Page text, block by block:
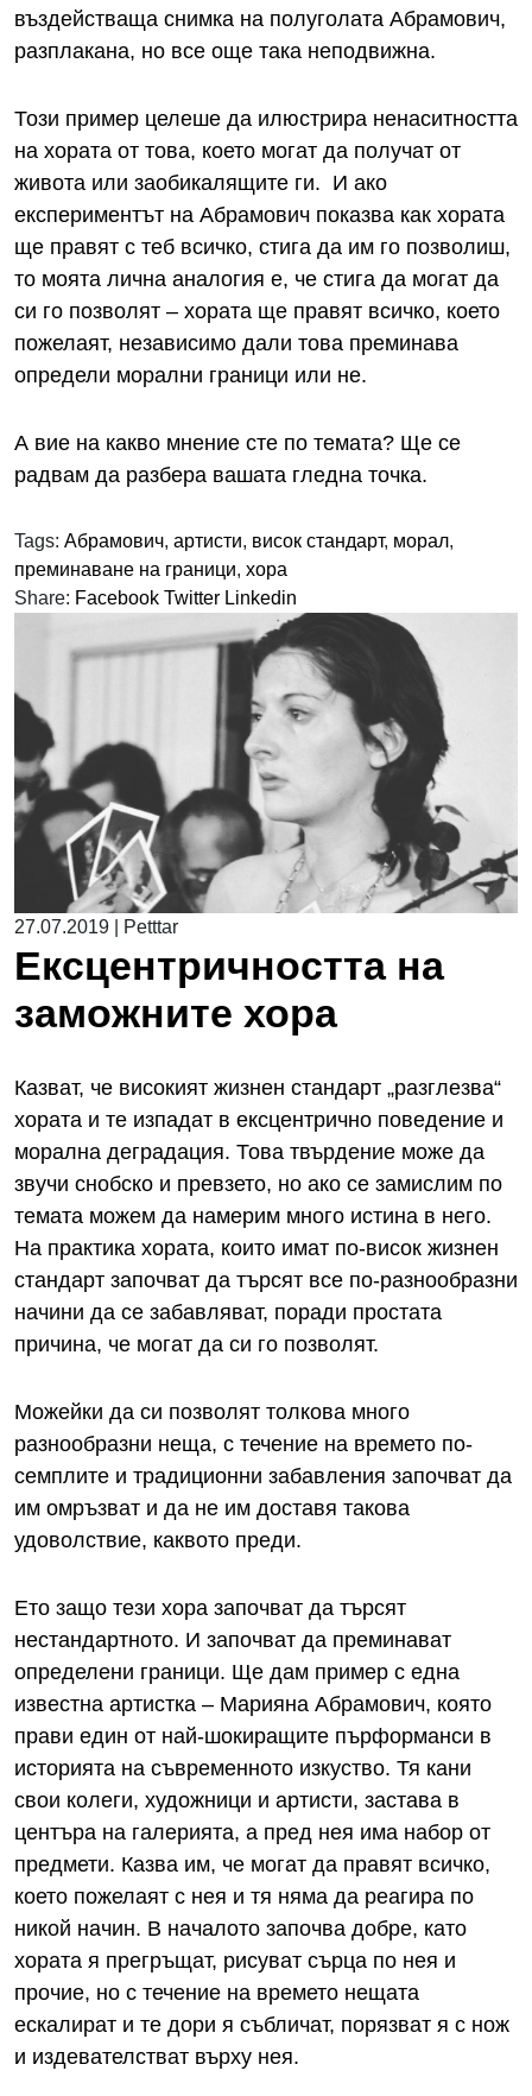
въздействаща снимка на полуголата Абрамович,
разплакана, но все още така неподвижна.
Този пример целеше да илюстрира ненаситността
на хората от това, което могат да получат от
живота или заобикалящите ги. И ако
експериментът на Абрамович показва как хората
ще правят с теб всичко, стига да им го позволиш,
то моята лична аналогия е, че стига да могат да
си го позволят – хората ще правят всичко, което
пожелаят, независимо дали това преминава
определи морални граници или не.
А вие на какво мнение сте по темата? Ще се
радвам да разбера вашата гледна точка.
Tags: Абрамович, артисти, висок стандарт, морал,
преминаване на граници, хора
Share: Facebook Twitter Linkedin
27.07.2019 Petttar
Ексцентричността на
заможните хора
Казват, че високият жизнен стандарт „разглезва“
хората и те изпадат в ексцентрично поведение и
морална деградация. Това твърдение може да
звучи снобско и превзето, но ако се замислим по
темата можем да намерим много истина в него.
На практика хората, които имат по-висок жизнен
стандарт започват да търсят все по-разнообразни
начини да се забавляват, поради простата
причина, че могат да си го позволят.
Можейки да си позволят толкова много
разнообразни неща, с течение на времето по-
семплите и традиционни забавления започват да
им омръзват и да не им доставя такова
удоволствие, каквото преди.
Ето защо тези хора започват да търсят
нестандартното. И започват да преминават
определени граници. Ще дам пример с една
известна артистка – Марияна Абрамович, която
прави един от най-шокиращите пърформанси в
историята на съвременното изкуство. Тя кани
свои колеги, художници и артисти, застава в
центъра на галерията, а пред нея има набор от
предмети. Казва им, че могат да правят всичко,
което пожелаят с нея и тя няма да реагира по
никой начин. В началото започва добре, като
хората я прегръщат, рисуват сърца по нея и
прочие, но с течение на времето нещата
ескалират и те дори я събличат, порязват я с нож
и издевателстват върху нея.